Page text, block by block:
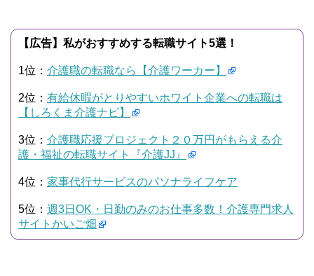
【広告】私がおすすめする転職サイト5選！
1位： 介護職の転職なら【介護ワーカー】
2位： 有給休暇がとりやすいホワイト企業への転職は
【しろくま介護ナビ】
3位： 介護職応援プロジェクト２０万円がもらえる介
護・福祉の転職サイト『介護JJ』
4位： 家事代行サービスのパソナライフケア
5位： 週3日OK・日勤のみのお仕事多数！介護専門求人
サイトかいご畑